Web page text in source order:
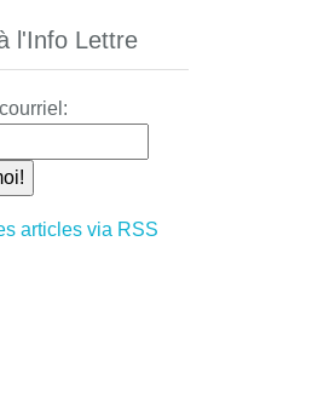
l'Info Lettre
articles via RSS